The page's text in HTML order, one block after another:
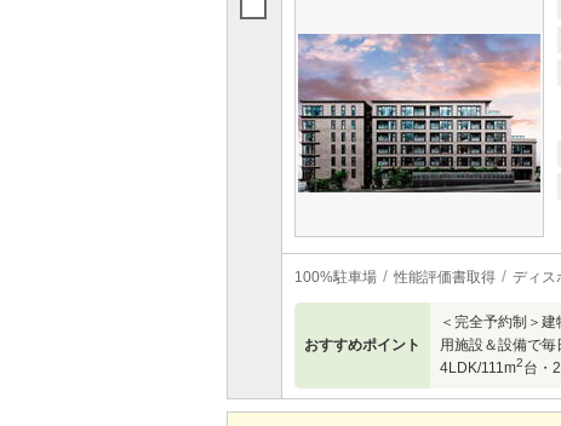
100%駐車場 性能評価書取得 ディス
おすすめポイント
＜完全予約制＞
用施設＆設備で
4LDK/111m2台・